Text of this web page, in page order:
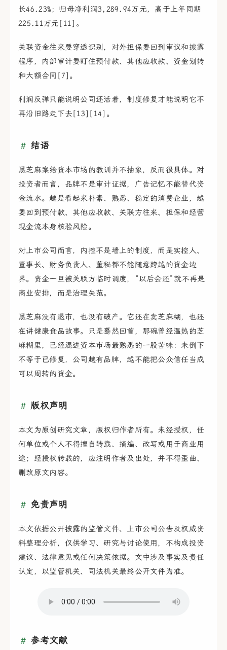
长46.23%；归母净利润3,289.94万元，高于上年同期
225.11万元[11]。
关联资金往来要穿透识别，对外担保要回到审议和披露
程序，内部审计要盯住预付款、其他应收款、资金划转
和大额合同[7]。
利润反弹只能说明公司还活着，制度修复才能说明它不
再沿旧路走下去[13][14]。
结语
黑芝麻案给资本市场的教训并不抽象，反而很具体。对
投资者而言，品牌不是审计证据，广告记忆不能替代资
金流水。越是看起来朴素、熟悉、稳定的消费企业，越
要回到预付款、其他应收款、关联方往来、担保和经营
现金流本身核验风险。
对上市公司而言，内控不是墙上的制度，而是实控人、
董事长、财务负责人、董秘都不能随意跨越的资金边
界。资金一旦被关联方临时调度，“以后会还”就不再是
商业安排，而是治理失范。
黑芝麻没有退市，也没有破产。它还在卖芝麻糊，也还
在讲健康食品故事。只是蓦然回首，那碗曾经温热的芝
麻糊里，已经混进资本市场最熟悉的一股苦味：未倒下
不等于已修复，公司越有品牌，越不能把公众信任当成
可以周转的资金。
版权声明
本文为原创研究文章，版权归作者所有。未经授权，任
何单位或个人不得擅自转载、摘编、改写或用于商业用
途；经授权转载的，应注明作者及出处，并不得歪曲、
删改原文内容。
免责声明
本文依据公开披露的监管文件、上市公司公告及权威资
料整理分析，仅供学习、研究与讨论使用，不构成投资
建议、法律意见或任何决策依据。文中涉及事实及责任
认定，以监管机关、司法机关最终公开文件为准。
参考文献